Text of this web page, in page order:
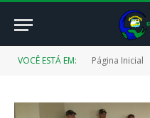
VOCÊ ESTÁ EM: Página Inicial